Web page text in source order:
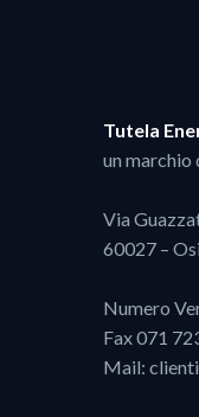
Tutela
un marchio
Via
60027 –
Numero
Fax 071
Mail: